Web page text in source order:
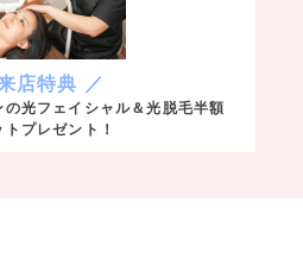
店特典 ／
光フェイシャル＆光脱毛半額
トプレゼント！